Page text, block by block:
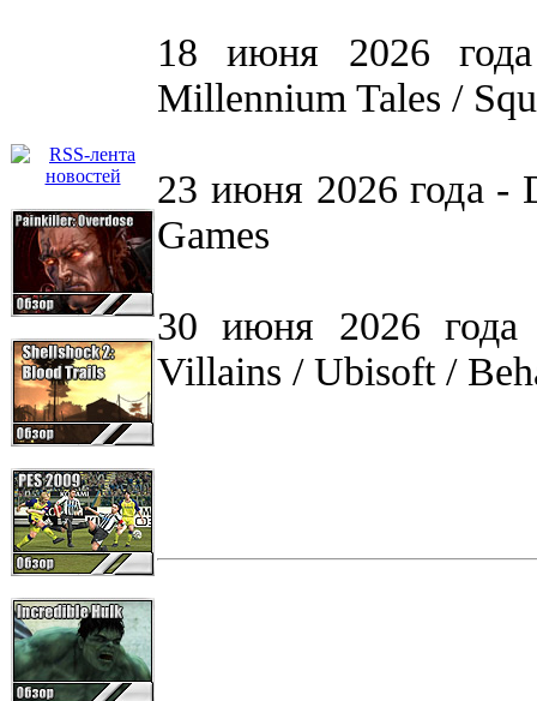
18 июня 2026
Millennium Tales /
23 июня 2026 года -
Games
30 июня 2026
Villains / Ubisoft /